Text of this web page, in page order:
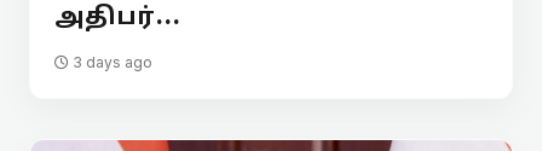
அதிபர்...
3 days ago